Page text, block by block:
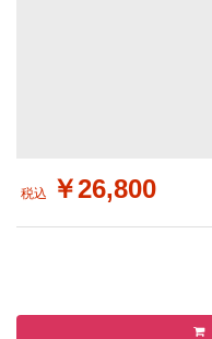
税込 ￥26,800